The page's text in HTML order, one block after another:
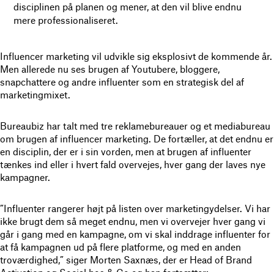
disciplinen på planen og mener, at den vil blive endnu
mere professionaliseret.
Influencer marketing vil udvikle sig eksplosivt de kommende år.
Men allerede nu ses brugen af Youtubere, bloggere,
snapchattere og andre influenter som en strategisk del af
marketingmixet.
Bureaubiz har talt med tre reklamebureauer og et mediabureau
om brugen af influencer marketing. De fortæller, at det endnu er
en disciplin, der er i sin vorden, men at brugen af influenter
tænkes ind eller i hvert fald overvejes, hver gang der laves nye
kampagner.
”Influenter rangerer højt på listen over marketingydelser. Vi har
ikke brugt dem så meget endnu, men vi overvejer hver gang vi
går i gang med en kampagne, om vi skal inddrage influenter for
at få kampagnen ud på flere platforme, og med en anden
troværdighed,” siger Morten Saxnæs, der er Head of Brand